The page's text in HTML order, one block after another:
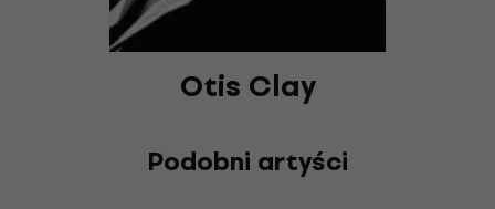
Otis Clay
Podobni artyści